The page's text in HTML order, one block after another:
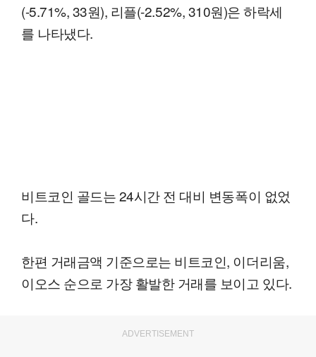
(-5.71%, 33원), 리플(-2.52%, 310원)은 하락세
를 나타냈다.
비트코인 골드는 24시간 전 대비 변동폭이 없었
다.
한편 거래금액 기준으로는 비트코인, 이더리움,
이오스 순으로 가장 활발한 거래를 보이고 있다.
ADVERTISEMENT